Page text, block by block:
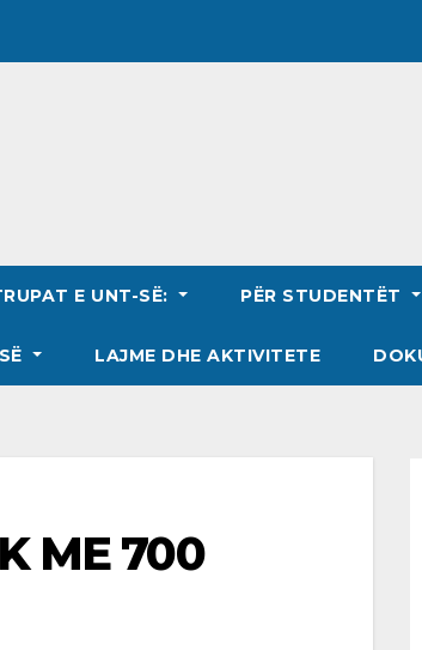
E UNT-SË: PËR STUDENTËT
LAJME DHE AKTIVITETE
ME 700